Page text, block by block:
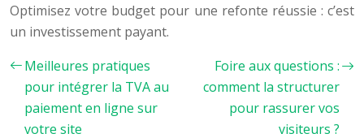
Optimisez votre budget pour une refonte réussie : c’est
un investissement payant.
Meilleures pratiques
pour intégrer la TVA au
paiement en ligne sur
votre site
Foire aux questions :
comment la structurer
pour rassurer vos
visiteurs ?